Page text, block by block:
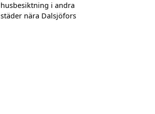
husbesiktning i andra
städer nära Dalsjöfors